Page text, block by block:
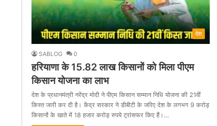
देश
SABLOG 0
हरियाणा के 15.82 लाख किसानों को मिला पीएम
किसान योजना का लाभ
देश के प्रधानमंत्री नरेंद्र मोदी ने पीएम किसान सम्मान निधि योजना की 21वीं
किस्त जारी कर दी है। केंद्र सरकार ने डीबीटी के जरिए देश के लगभग 9 करोड़
किसानों के खाते में 18 हजार करोड़ रुपये ट्रांसफर किए हैं।…